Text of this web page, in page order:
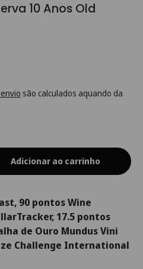
10 Anos Old
são calculados aquando da
Adicionar ao carrinho
90 pontos Wine
17.5 pontos
de Ouro Mundus Vini
Challenge International